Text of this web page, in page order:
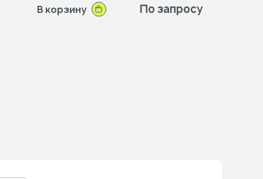
В корзину По запросу